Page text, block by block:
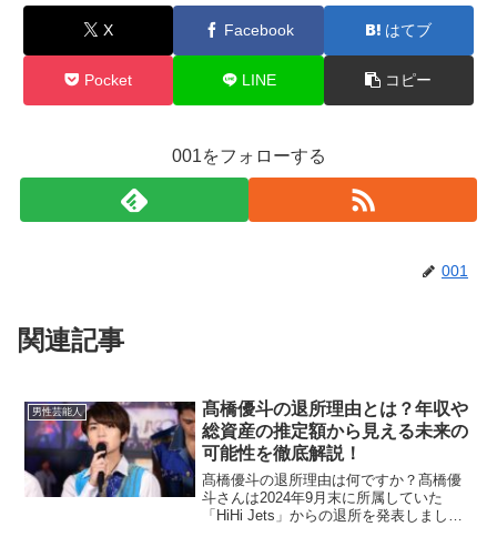
X Facebook はてブ
Pocket LINE コピー
001をフォローする
001
関連記事
男性芸能人
髙橋優斗の退所理由とは？年収や
総資産の推定額から見える未来の
可能性を徹底解説！
髙橋優斗の退所理由は何ですか？髙橋優
斗さんは2024年9月末に所属していた
「HiHi Jets」からの退所を発表しまし